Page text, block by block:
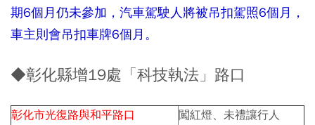
期6個月仍未參加，汽車駕駛人將被吊扣駕照6個月，
車主則會吊扣車牌6個月。
◆彰化縣增19處「科技執法」路口
彰化市光復路與和平路口
闖紅燈、未禮讓行人